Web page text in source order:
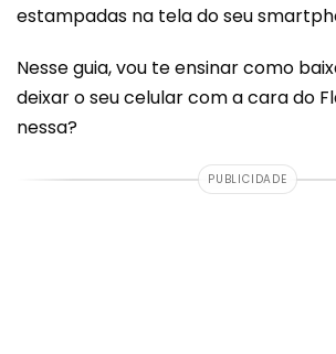
estampadas na tela do seu
Nesse guia, vou te ensinar como
deixar o seu celular com a cara do
nessa?
PUBLICIDADE